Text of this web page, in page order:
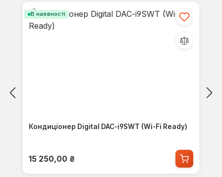
В наявності
Кондиціонер Digital DAC-i9SWT (Wi-Fi Ready)
Звичайна ціна:
15 250,00 ₴